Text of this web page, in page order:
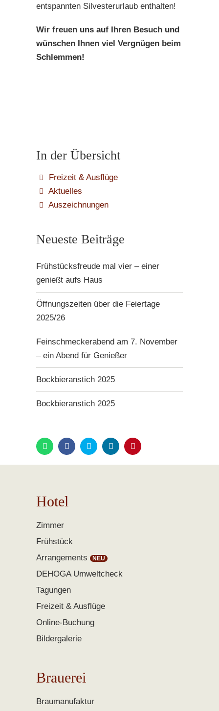
entspannten Silvesterurlaub enthalten!
Wir freuen uns auf Ihren Besuch und
wünschen Ihnen viel Vergnügen beim
Schlemmen!
In der Übersicht
Freizeit & Ausflüge
Aktuelles
Auszeichnungen
Neueste Beiträge
Frühstücksfreude mal vier – einer
genießt aufs Haus
Öffnungszeiten über die Feiertage
2025/26
Feinschmeckerabend am 7. November
– ein Abend für Genießer
Bockbieranstich 2025
Bockbieranstich 2025
Hotel
Zimmer
Frühstück
Arrangements
DEHOGA Umweltcheck
Tagungen
Freizeit & Ausflüge
Online-Buchung
Bildergalerie
Brauerei
Braumanufaktur